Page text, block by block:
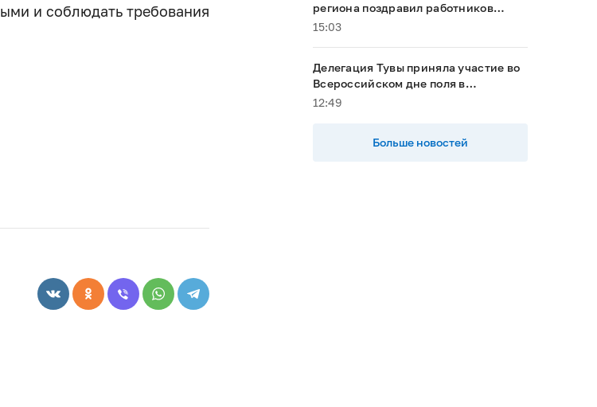
и соблюдать требования
региона поздравил работников
отрасли и вручил награды
15:03
Делегация Тувы приняла участие во
Всероссийском дне поля в
Алтайском крае
12:49
Больше новостей